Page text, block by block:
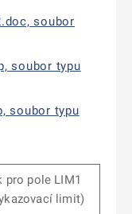
soubor
soubor typu
soubor typu
pro pole LIM1
limit)